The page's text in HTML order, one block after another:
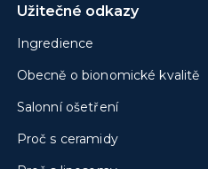
Užitečné odkazy
Ingredience
Obecně o bionomické kvalitě
Salonní ošetření
Proč s ceramidy